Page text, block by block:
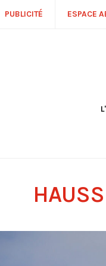
PUBLICITÉ ESPACE